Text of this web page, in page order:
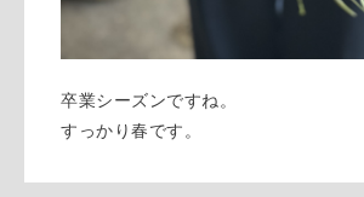
卒業シーズンですね。
すっかり春です。